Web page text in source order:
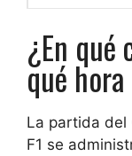
¿En qué
qué
La partida del
F1 se